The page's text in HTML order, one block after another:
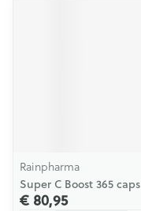
Rainpharma
Super C Boost 365 caps
€ 80,95